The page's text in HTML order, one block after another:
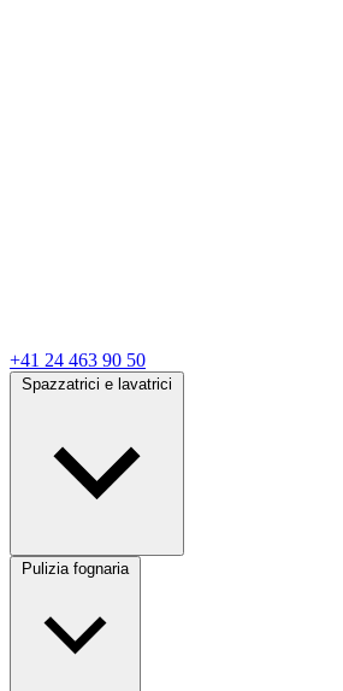
+41 24 463 90 50
Pulizia fognaria